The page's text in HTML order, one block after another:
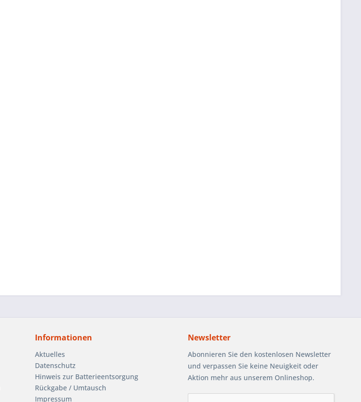
Informationen
Aktuelles
Datenschutz
Hinweis zur Batterieentsorgung
Rückgabe / Umtausch
Impressum
Newsletter
Abonnieren Sie den kostenlosen Newsletter
und verpassen Sie keine Neuigkeit oder
Aktion mehr aus unserem Onlineshop.